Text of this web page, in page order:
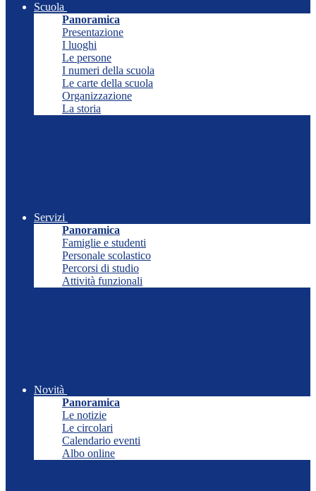
Scuola
Panoramica
Presentazione
I luoghi
Le persone
I numeri della scuola
Le carte della scuola
Organizzazione
La storia
Servizi
Panoramica
Famiglie e studenti
Personale scolastico
Percorsi di studio
Attività funzionali
Novità
Panoramica
Le notizie
Le circolari
Calendario eventi
Albo online